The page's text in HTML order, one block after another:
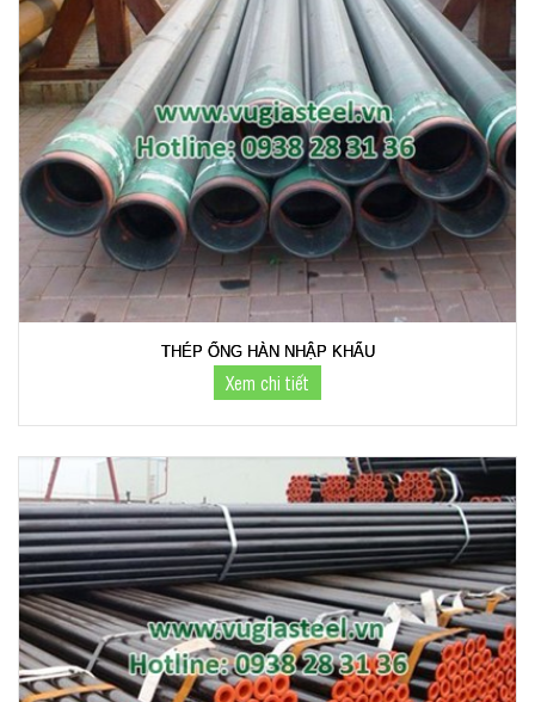
THÉP ỐNG HÀN NHẬP KHẨU
Xem chi tiết